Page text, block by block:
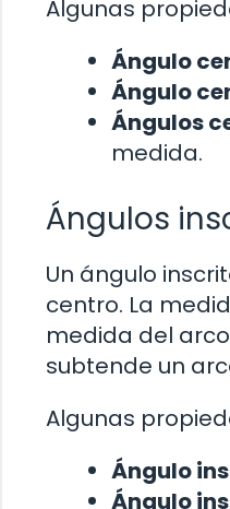
Algunas
Ángulo
Ángulo
Ángulos
medida.
Ángulos
Un ángulo
centro. La
medida del
subtende un
Algunas
Ángulo
Ángulo